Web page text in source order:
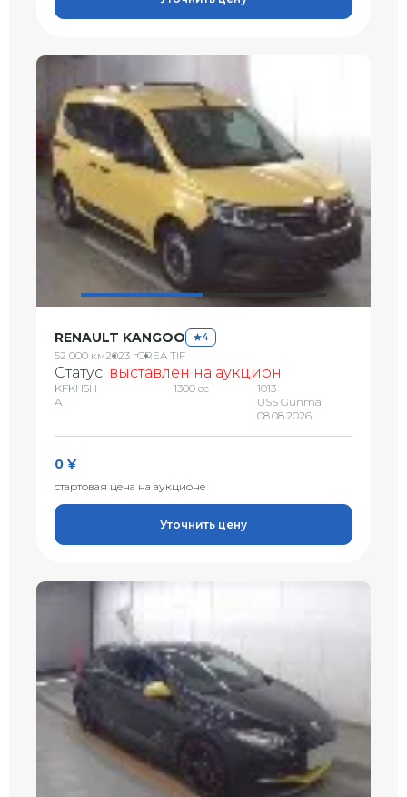
RENAULT KANGOO 4
52 000 км2023 гCREA TIF
Статус: выставлен на аукцион
KFKH5H
AT
1300 сс
1013
USS Gunma
08.08.2026
0 ¥
стартовая цена на аукционе
Уточнить цену